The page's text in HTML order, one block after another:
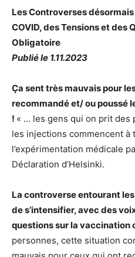
Les Controverses
COVID, des Tensions et des
Obligatoire
Publié le 1.11.2023
Ça sent très mauvais pour
recommandé et/ ou poussé
! « … les gens qui on prit
les injections commencent
l’expérimentation médicale
Déclaration d’Helsinki.
La controverse entourant
de s’intensifier, avec des
questions sur la vaccination
personnes, cette situation